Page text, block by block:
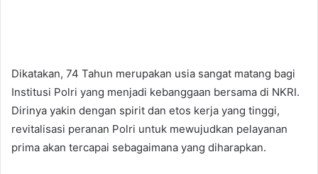
Dikatakan, 74 Tahun merupakan usia sangat matang bagi
Institusi Polri yang menjadi kebanggaan bersama di NKRI.
Dirinya yakin dengan spirit dan etos kerja yang tinggi,
revitalisasi peranan Polri untuk mewujudkan pelayanan
prima akan tercapai sebagaimana yang diharapkan.